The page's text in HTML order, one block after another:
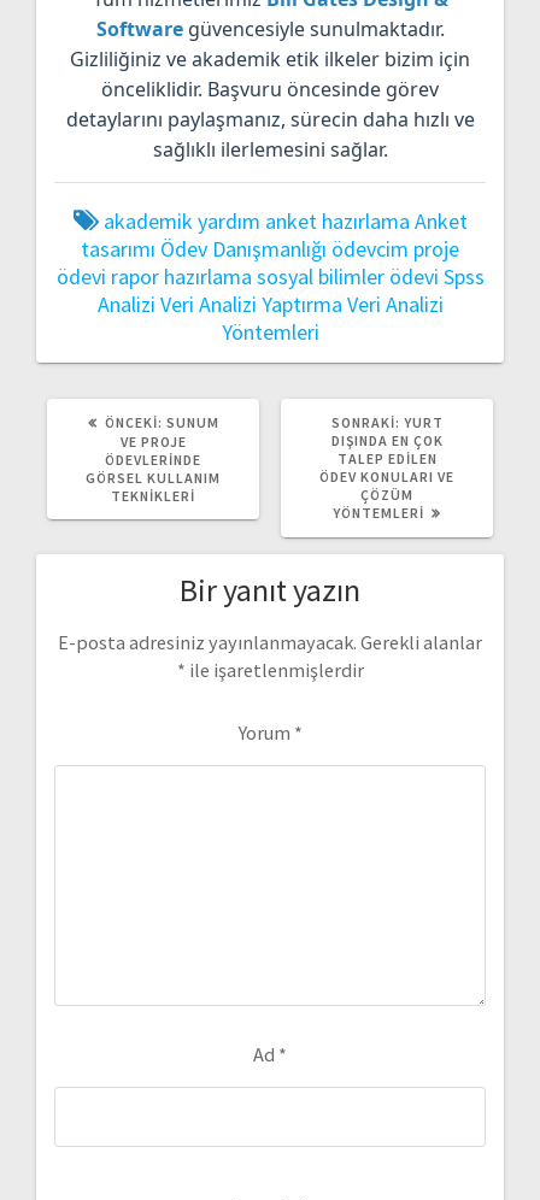
Softwaregüvencesiyle sunulmaktadır.
Gizliliğiniz ve akademik etik ilkeler bizim için
önceliklidir. Başvuru öncesinde görev
detaylarını paylaşmanız, sürecin daha hızlı ve
sağlıklı ilerlemesini sağlar.
akademik yardım anket hazırlama Anket
tasarımı Ödev Danışmanlığı ödevcim proje
ödevi rapor hazırlama sosyal bilimler ödevi Spss
Analizi Veri Analizi Yaptırma Veri Analizi
Yöntemleri
ÖNCEKI: ÖNCEKI
YAZI:
SUNUM
VE PROJE
ÖDEVLERINDE
GÖRSEL KULLANIM
TEKNIKLERI
SONRAKI: SONRAKI
YAZI:
YURT
DIŞINDA EN ÇOK
TALEP EDILEN
ÖDEV KONULARI VE
ÇÖZÜM
YÖNTEMLERI
Bir yanıt yazın
E-posta adresiniz yayınlanmayacak. Gerekli alanlar
* ile işaretlenmişlerdir
Yorum *
Ad *